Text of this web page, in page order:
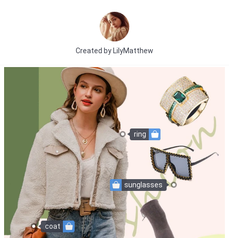
Created byLilyMatthew
coat
sunglasses
ring